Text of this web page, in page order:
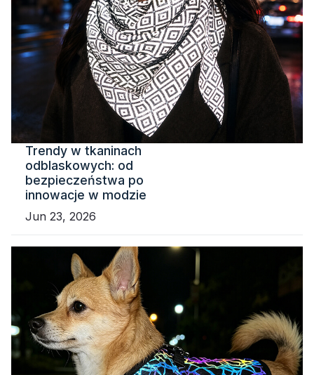
Trendy w tkaninach
odblaskowych: od
bezpieczeństwa po
innowacje w modzie
Jun 23, 2026